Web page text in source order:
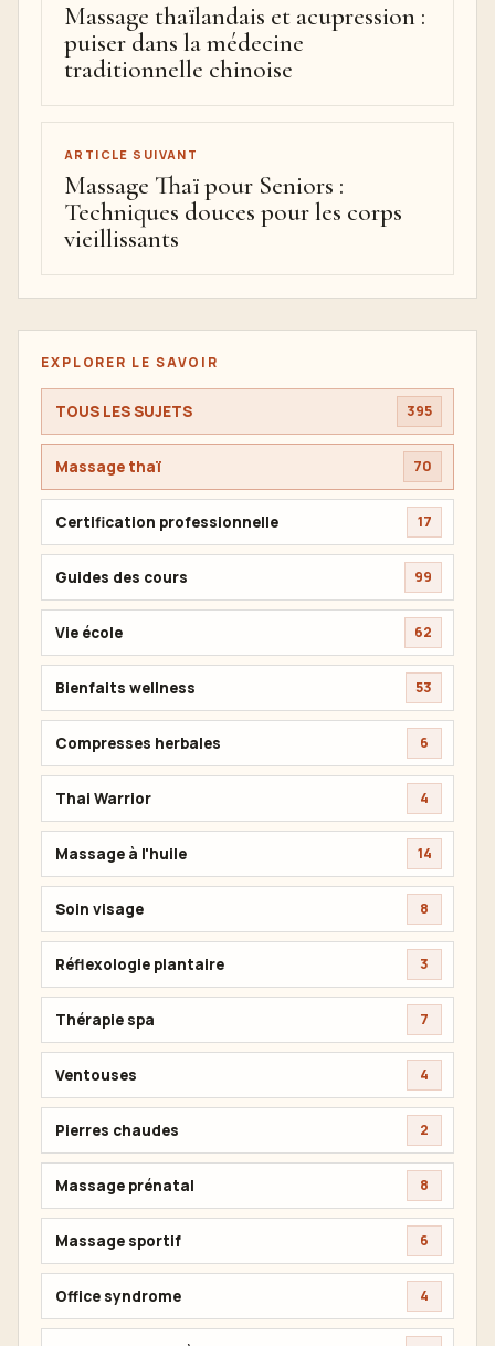
Massage thaïlandais et acupression :
puiser dans la médecine
traditionnelle chinoise
ARTICLE SUIVANT
Massage Thaï pour Seniors :
Techniques douces pour les corps
vieillissants
EXPLORER LE SAVOIR
TOUS LES SUJETS 395
Massage thaï 70
Certification professionnelle 17
Guides des cours 99
Vie école 62
Bienfaits wellness 53
Compresses herbales 6
Thai Warrior 4
Massage à l'huile 14
Soin visage 8
Réflexologie plantaire 3
Thérapie spa 7
Ventouses 4
Pierres chaudes 2
Massage prénatal 8
Massage sportif 6
Office syndrome 4